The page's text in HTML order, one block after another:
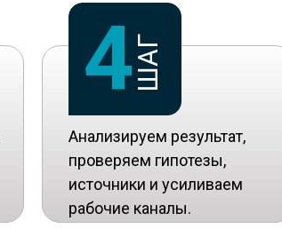
4ШАГ
Анализируем результат,
проверяем гипотезы,
источники и усиливаем
рабочие каналы.